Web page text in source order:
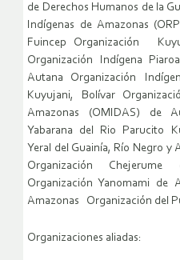
de Derechos Humanos de la
Indígenas de Amazonas
Fuincep Organización
Organización Indígena
Autana Organización
Kuyujani, Bolívar
Amazonas (OMIDAS) de
Yabarana del Rio Parucito
Yeral del Guainía, Río Negro
Organización Chejerume
Organización Yanomami
Amazonas Organización del
Organizaciones aliadas: